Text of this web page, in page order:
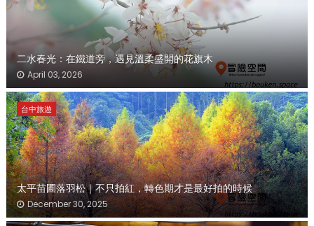
二水春光：在鐵道旁，遇見溫柔盛開的花旗木
April 03, 2026
台中旅遊
太平苗圃落羽松｜不只拍紅，轉色期才是最好拍的時候
December 30, 2025